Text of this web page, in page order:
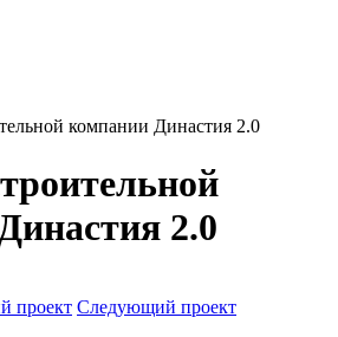
компании Династия 2.0
2.0
проект Следующий проект